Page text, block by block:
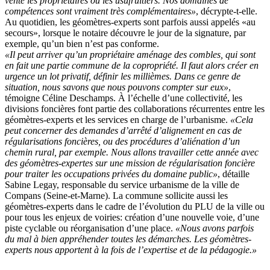
compétences sont vraiment très complémentaires», décrypte-t-elle.
Au quotidien, les géomètres-experts sont parfois aussi appelés «au
secours», lorsque le notaire découvre le jour de la signature, par
exemple, qu’un bien n’est pas conforme.
«Il peut arriver qu’un propriétaire aménage des combles, qui sont
en fait une partie commune de la copropriété. Il faut alors créer en
urgence un lot privatif, définir les millièmes. Dans ce genre de
situation, nous savons que nous pouvons compter sur eux»,
témoigne Céline Deschamps. À l’échelle d’une collectivité, les
divisions foncières font partie des collaborations récurrentes entre les
géomètres-experts et les services en charge de l’urbanisme. «Cela
peut concerner des demandes d’arrêté d’alignement en cas de
régularisations foncières, ou des procédures d’aliénation d’un
chemin rural, par exemple. Nous allons travailler cette année avec
des géomètres-expertes sur une mission de régularisation foncière
pour traiter les occupations privées du domaine public», détaille
Sabine Legay, responsable du service urbanisme de la ville de
Compans (Seine-et-Marne). La commune sollicite aussi les
géomètres-experts dans le cadre de l’évolution du PLU de la ville ou
pour tous les enjeux de voiries: création d’une nouvelle voie, d’une
piste cyclable ou réorganisation d’une place. «Nous avons parfois
du mal à bien appréhender toutes les démarches. Les géomètres-
experts nous apportent à la fois de l’expertise et de la pédagogie.»